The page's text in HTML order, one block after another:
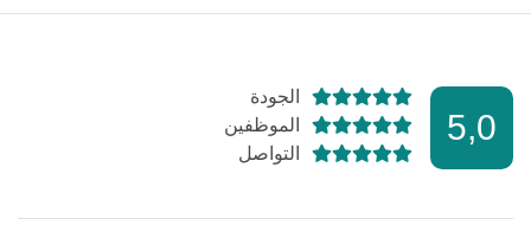
5,0
الجودة
الموظفين
التواصل